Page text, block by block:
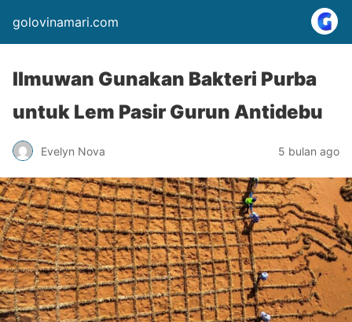
golovinamari.com
Ilmuwan Gunakan Bakteri Purba
untuk Lem Pasir Gurun Antidebu
Evelyn Nova 5 bulan ago